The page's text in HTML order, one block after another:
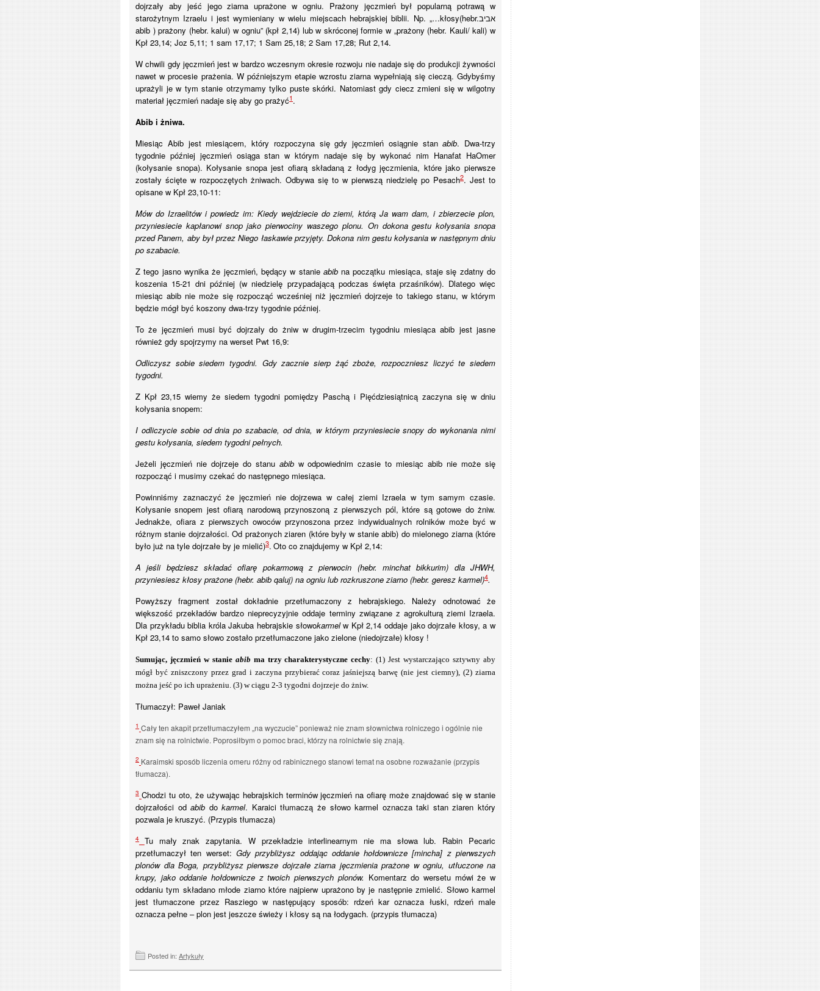
dojrzały aby jeść jego ziarna uprażone w ogniu. Prażony jęczmień był popularną potrawą w
starożytnym Izraelu i jest wymieniany w wielu miejscach hebrajskiej biblii. Np. „…kłosy(hebr.אביב
abib ) prażony (hebr. kalui) w ogniu” (kpł 2,14) lub w skróconej formie w „prażony (hebr. Kauli/ kali) w
Kpł 23,14; Joz 5,11; 1 sam 17,17; 1 Sam 25,18; 2 Sam 17,28; Rut 2,14.
W chwili gdy jęczmień jest w bardzo wczesnym okresie rozwoju nie nadaje się do produkcji żywności
nawet w procesie prażenia. W późniejszym etapie wzrostu ziarna wypełniają się cieczą. Gdybyśmy
uprażyli je w tym stanie otrzymamy tylko puste skórki. Natomiast gdy ciecz zmieni się w wilgotny
materiał jęczmień nadaje się aby go prażyć1 .
Abib i żniwa.
Miesiąc Abib jest miesiącem, który rozpoczyna się gdy jęczmień osiągnie stanabib. Dwa-trzy
tygodnie później jęczmień osiąga stan w którym nadaje się by wykonać nim Hanafat HaOmer
(kołysanie snopa). Kołysanie snopa jest ofiarą składaną z łodyg jęczmienia, które jako pierwsze
zostały ścięte w rozpoczętych żniwach. Odbywa się to w pierwszą niedzielę po Pesach2. Jest to
opisane w Kpł 23,10-11:
Mów do Izraelitów i powiedz im: Kiedy wejdziecie do ziemi, którą Ja wam dam, i zbierzecie plon,
przyniesiecie kapłanowi snop jako pierwociny waszego plonu. On dokona gestu kołysania snopa
przed Panem, aby był przez Niego łaskawie przyjęty. Dokona nim gestu kołysania w następnym dniu
po szabacie.
Z tego jasno wynika że jęczmień, będący w stanie abibna początku miesiąca, staje się zdatny do
koszenia 15-21 dni później (w niedzielę przypadającą podczas święta przaśników). Dlatego więc
miesiąc abib nie może się rozpocząć wcześniej niż jęczmień dojrzeje to takiego stanu, w którym
będzie mógł być koszony dwa-trzy tygodnie później.
To że jęczmień musi być dojrzały do żniw w drugim-trzecim tygodniu miesiąca abib jest jasne
również gdy spojrzymy na werset Pwt 16,9:
Odliczysz sobie siedem tygodni. Gdy zacznie sierp żąć zboże, rozpoczniesz liczyć te siedem
tygodni.
Z Kpł 23,15 wiemy że siedem tygodni pomiędzy Paschą i Pięćdziesiątnicą zaczyna się w dniu
kołysania snopem:
I odliczycie sobie od dnia po szabacie, od dnia, w którym przyniesiecie snopy do wykonania nimi
gestu kołysania, siedem tygodni pełnych.
Jeżeli jęczmień nie dojrzeje do stanu abibw odpowiednim czasie to miesiąc abib nie może się
rozpocząć i musimy czekać do następnego miesiąca.
Powinniśmy zaznaczyć że jęczmień nie dojrzewa w całej ziemi Izraela w tym samym czasie.
Kołysanie snopem jest ofiarą narodową przynoszoną z pierwszych pól, które są gotowe do żniw.
Jednakże, ofiara z pierwszych owoców przynoszona przez indywidualnych rolników może być w
różnym stanie dojrzałości. Od prażonych ziaren (które były w stanie abib) do mielonego ziarna (które
było już na tyle dojrzałe by je mielić)3. Oto co znajdujemy w Kpł 2,14:
A jeśli będziesz składać ofiarę pokarmową z pierwocin (hebr. minchat bikkurim) dla JHWH,
przyniesiesz kłosy prażone (hebr. abib qaluj) na ogniu lub rozkruszone ziarno (hebr. geresz karmel)4.
Powyższy fragment został dokładnie przetłumaczony z hebrajskiego. Należy odnotować że
większość przekładów bardzo nieprecyzyjnie oddaje terminy związane z agrokulturą ziemi Izraela.
Dla przykładu biblia króla Jakuba hebrajskie słowokarmelw Kpł 2,14 oddaje jako dojrzałe kłosy, a w
Kpł 23,14 to samo słowo zostało przetłumaczone jako zielone (niedojrzałe) kłosy !
Sumując, jęczmień w stanie abib ma trzy charakterystyczne cechy: (1) Jest wystarczająco sztywny aby
mógł być zniszczony przez grad i zaczyna przybierać coraz jaśniejszą barwę (nie jest ciemny), (2) ziarna
można jeść po ich uprażeniu. (3) w ciągu 2-3 tygodni dojrzeje do żniw.
Tłumaczył: Paweł Janiak
1 Cały ten akapit przetłumaczyłem „na wyczucie” ponieważ nie znam słownictwa rolniczego i ogólnie nie
znam się na rolnictwie. Poprosiłbym o pomoc braci, którzy na rolnictwie się znają.
2 Karaimski sposób liczenia omeru różny od rabinicznego stanowi temat na osobne rozważanie (przypis
tłumacza).
3 Chodzi tu oto, że używając hebrajskich terminów jęczmień na ofiarę może znajdować się w stanie
dojrzałości odabib dokarmel. Karaici tłumaczą że słowo karmel oznacza taki stan ziaren który
pozwala je kruszyć. (Przypis tłumacza)
4
Tu mały znak zapytania. W przekładzie interlinearnym nie ma słowa lub. Rabin Pecaric
przetłumaczył ten werset: Gdy przybliżysz oddając oddanie hołdownicze [mincha] z pierwszych
plonów dla Boga, przybliżysz pierwsze dojrzałe ziarna jęczmienia prażone w ogniu, utłuczone na
krupy, jako oddanie hołdownicze z twoich pierwszych plonów. Komentarz do wersetu mówi że w
oddaniu tym składano młode ziarno które najpierw uprażono by je następnie zmielić. Słowo karmel
jest tłumaczone przez Rasziego w następujący sposób: rdzeń kar oznacza łuski, rdzeń male
oznacza pełne – plon jest jeszcze świeży i kłosy są na łodygach. (przypis tłumacza)
Posted in: Artykuły